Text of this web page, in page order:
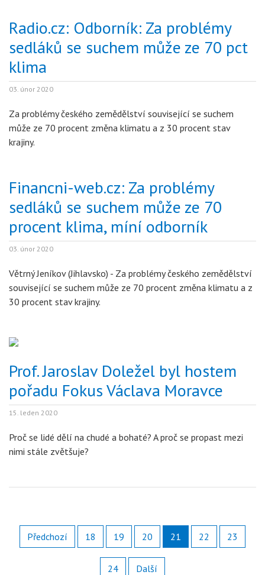
Radio.cz: Odborník: Za problémy
sedláků se suchem může ze 70 pct
klima
03. únor 2020
Za problémy českého zemědělství související se suchem
může ze 70 procent změna klimatu a z 30 procent stav
krajiny.
Financni-web.cz: Za problémy
sedláků se suchem může ze 70
procent klima, míní odborník
03. únor 2020
Větrný Jeníkov (Jihlavsko) - Za problémy českého zemědělství
související se suchem může ze 70 procent změna klimatu a z
30 procent stav krajiny.
Prof. Jaroslav Doležel byl hostem
pořadu Fokus Václava Moravce
15. leden 2020
Proč se lidé dělí na chudé a bohaté? A proč se propast mezi
nimi stále zvětšuje?
Předchozí 18 19 20 21 22 23
24 Další